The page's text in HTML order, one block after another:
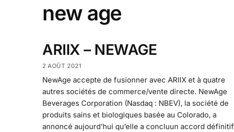
new age
ARIIX – NEWAGE
2 AOÛT 2021
NewAge accepte de fusionner avec ARIIX et à quatre
autres sociétés de commerce/vente directe. NewAge
Beverages Corporation (Nasdaq : NBEV), la société de
produits sains et biologiques basée au Colorado, a
annoncé aujourd’hui qu’elle a concluun accord définitif